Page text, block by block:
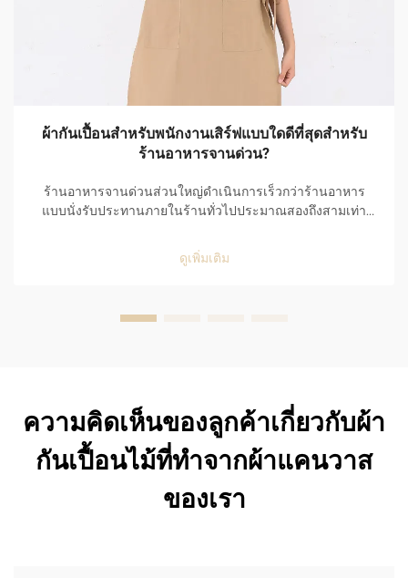
ผ้ากันเปื้อนสำหรับพนักงานเสิร์ฟแบบใดดีที่สุดสำหรับ
ร้านอาหารจานด่วน?
ร้านอาหารจานด่วนส่วนใหญ่ดำเนินการเร็วกว่าร้านอาหาร
แบบนั่งรับประทานภายในร้านทั่วไปประมาณสองถึงสามเท่า
รับคำสั่งผ่านระบบคอมพิวเตอร์ และเริ่มต้นพร้อมเสร็จสิ้นคำสั่ง
ภายในช่วงเวลาประมาณยี่สิบห้าวินาที เนื่องจากเหตุนี้...
ดูเพิ่มเติม
ความคิดเห็นของลูกค้าเกี่ยวกับผ้า
กันเปื้อนไม้ที่ทำจากผ้าแคนวาส
ของเรา